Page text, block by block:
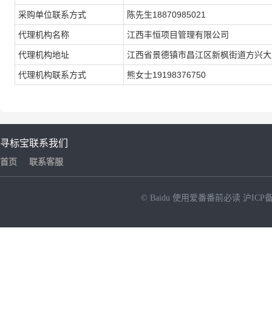
采购单位联系方式 陈先生18870985021
代理机构名称 江西丰恒项目管理有限公司
代理机构地址 江西省景德镇市昌江区新枫街道方兴
代理机构联系方式 熊女士19198376750
寻标宝
首页
联系我们
联系客服
© Baidu 使用爱番番前必读 沪ICP